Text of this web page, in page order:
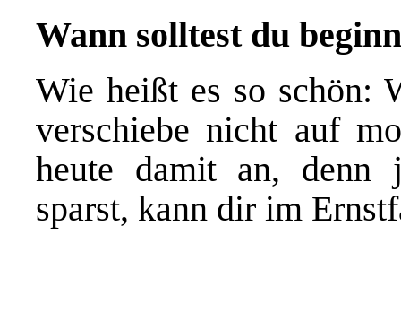
Wann solltest du
Wie heißt es so schön:
verschiebe nicht auf
heute damit an, denn
sparst, kann dir im